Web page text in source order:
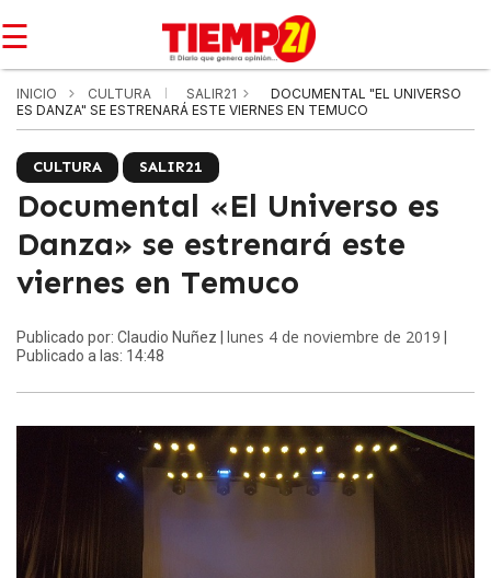
☰
INICIO CULTURA SALIR21
DOCUMENTAL "EL UNIVERSO
ES DANZA" SE ESTRENARÁ ESTE VIERNES EN TEMUCO
CULTURA SALIR21
Documental «El Universo es
Danza» se estrenará este
viernes en Temuco
Publicado por: Claudio Nuñez | lunes 4 de noviembre de 2019
Publicado a las: 14:48